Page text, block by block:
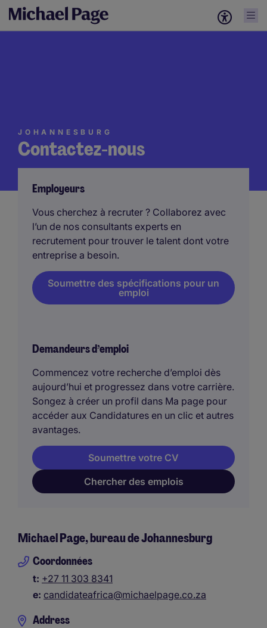
Contactez-nous
JOHANNESBURG
Employeurs
Vous cherchez à recruter ? Collaborez avec
l’un de nos consultants experts en
recrutement pour trouver le talent dont votre
entreprise a besoin.
Soumettre des spécifications pour un
emploi
Demandeurs d’emploi
Commencez votre recherche d’emploi dès
aujourd’hui et progressez dans votre carrière.
Songez à créer un profil dans Ma page pour
accéder aux Candidatures en un clic et autres
avantages.
Chercher des emplois
Soumettre votre CV
Michael Page, bureau de Johannesburg
Coordonnées
t: +27 11 303 8341
e: candidateafrica@michaelpage.co.za
Address